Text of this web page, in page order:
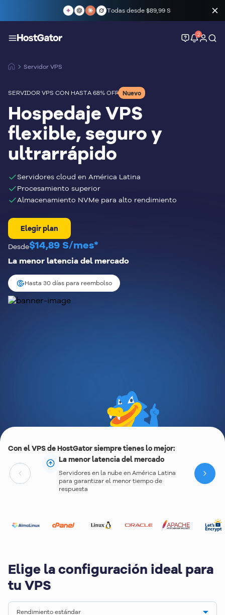
Todas desde $89,99 S
2
Servidor VPS
SERVIDOR VPS CON HASTA 68% OFF Nuevo
Hospedaje VPS
flexible, seguro y
ultrarrápido
Servidores cloud en América Latina
Procesamiento superior
Almacenamiento NVMe para alto rendimiento
Elegir plan
Desde$14,89 S/mes*
La menor latencia del mercado
Hasta 30 días para reembolso
Con el VPS de HostGator siempre tienes lo mejor:
La menor latencia del mercado
Servidores en la nube en América Latina
para garantizar el menor tiempo de
respuesta
Next
Elige la configuración ideal para
tu VPS
Rendimiento estándar